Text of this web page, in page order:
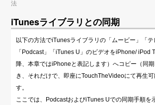
法
iTunesライブラリとの同期
以下の方法でiTunesライブラリの「ムービー」「テ
「Podcast」「iTunes U」のビデオをiPhone/ iPod
降、本章ではiPhoneと表記します）へコピー（同
き、それだけで、即座にTouchTheVideoにて再生可
す。
ここでは、PodcastおよびiTunes Uでの同期手順を